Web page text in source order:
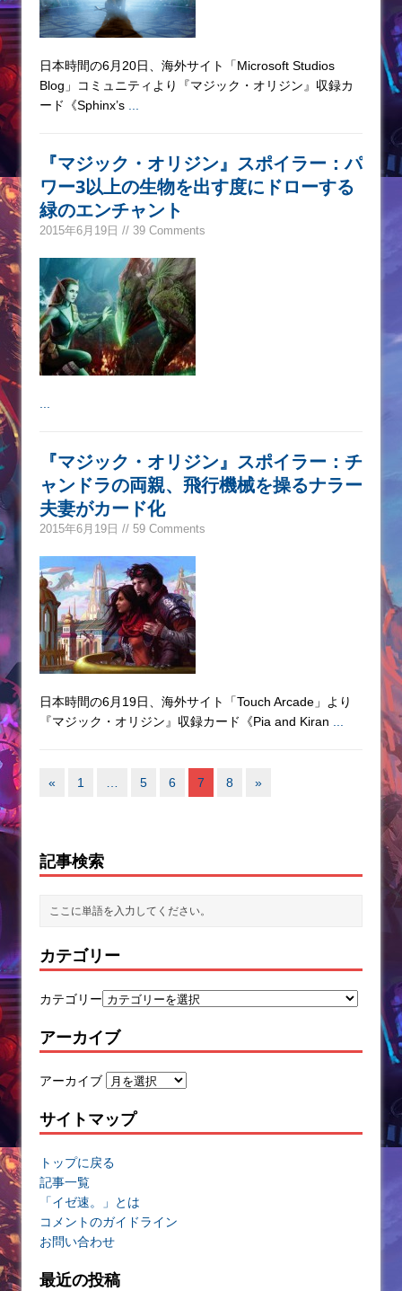
日本時間の6月20日、海外サイト「Microsoft Studios
Blog」コミュニティより『マジック・オリジン』収録カ
ード《Sphinx’s
『マジック・オリジン』スポイラー：パ
ワー3以上の生物を出す度にドローする
緑のエンチャント
2015年6月19日 // 39 Comments
『マジック・オリジン』スポイラー：チ
ャンドラの両親、飛行機械を操るナラー
夫妻がカード化
2015年6月19日 // 59 Comments
日本時間の6月19日、海外サイト「Touch Arcade」より
『マジック・オリジン』収録カード《Pia and Kiran
« 1 5 6 7 8 »
記事検索
カテゴリー
カテゴリー
アーカイブ
アーカイブ
サイトマップ
トップに戻る
記事一覧
「イゼ速。」とは
コメントのガイドライン
お問い合わせ
最近の投稿